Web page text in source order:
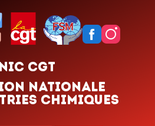
CGT
NATIONALE
CHIMIQUES